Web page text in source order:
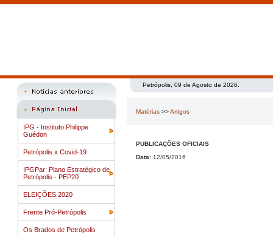
IPG - Instituto Philippe
Guédon
Petrópolis x Covid-19
IPGPar: Plano Estratégico de
Petrópolis - PEP20
ELEIÇÕES 2020
Frente Pró-Petrópolis
Os Brados de Petrópolis
Petrópolis, 09 de Agosto de 2026.
Matérias >>Artigos
PUBLICAÇÕES OFICIAIS
Data: 12/05/2016